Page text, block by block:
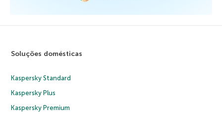
Soluções domésticas
Kaspersky Standard
Kaspersky Plus
Kaspersky Premium